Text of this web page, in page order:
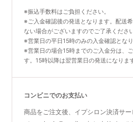
※振込手数料はご負担ください。
※ご入金確認後の発送となります。配送
ない場合がございますのでご了承ください
※営業日の平日15時のみの入金確認となり
※営業日の場合15時までのご入金分は、
す。15時以降は翌営業日の発送になります
コンビニでのお支払い
商品をご注文後、イプシロン決済サー